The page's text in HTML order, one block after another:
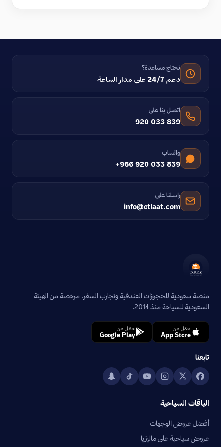
تحتاج مساعدة؟
دعم 24/7 على مدار الساعة
اتصل بنا على
920 033 839
واتساب
+966 920 033 839
راسلنا على
info@otlaat.com
منصة سعودية للحجوزات الفندقية وتجارب السفر. مرخصة من الهيئة
السعودية للسياحة منذ 2014.
حمّل من
App Store
حمّل من
Google Play
تابعنا
الباقات السياحية
أفضل عروض الوجهات
عروض سياحية على ماليزيا